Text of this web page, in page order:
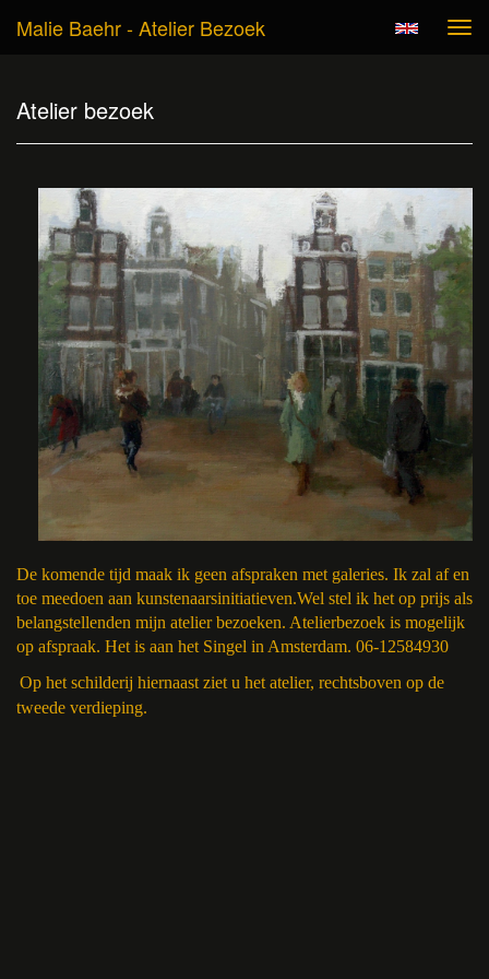
Malie Baehr - Atelier Bezoek
Atelier bezoek
De komende tijd maak ik geen afspraken met galeries. Ik zal af en
toe meedoen aan kunstenaarsinitiatieven.Wel stel ik het op prijs als
belangstellenden mijn atelier bezoeken. Atelierbezoek is mogelijk
op afspraak. Het is aan het Singel in Amsterdam. 06-12584930
Op het schilderij hiernaast ziet u het atelier, rechtsboven op de
tweede verdieping.